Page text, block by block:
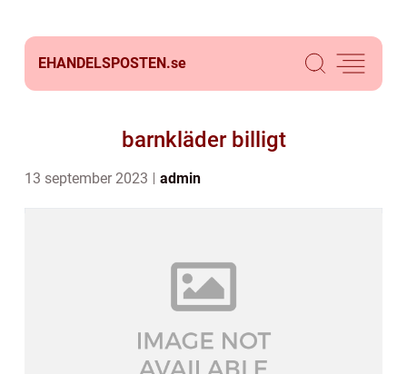
EHANDELSPOSTEN.se
barnkläder billigt
13 september 2023 admin